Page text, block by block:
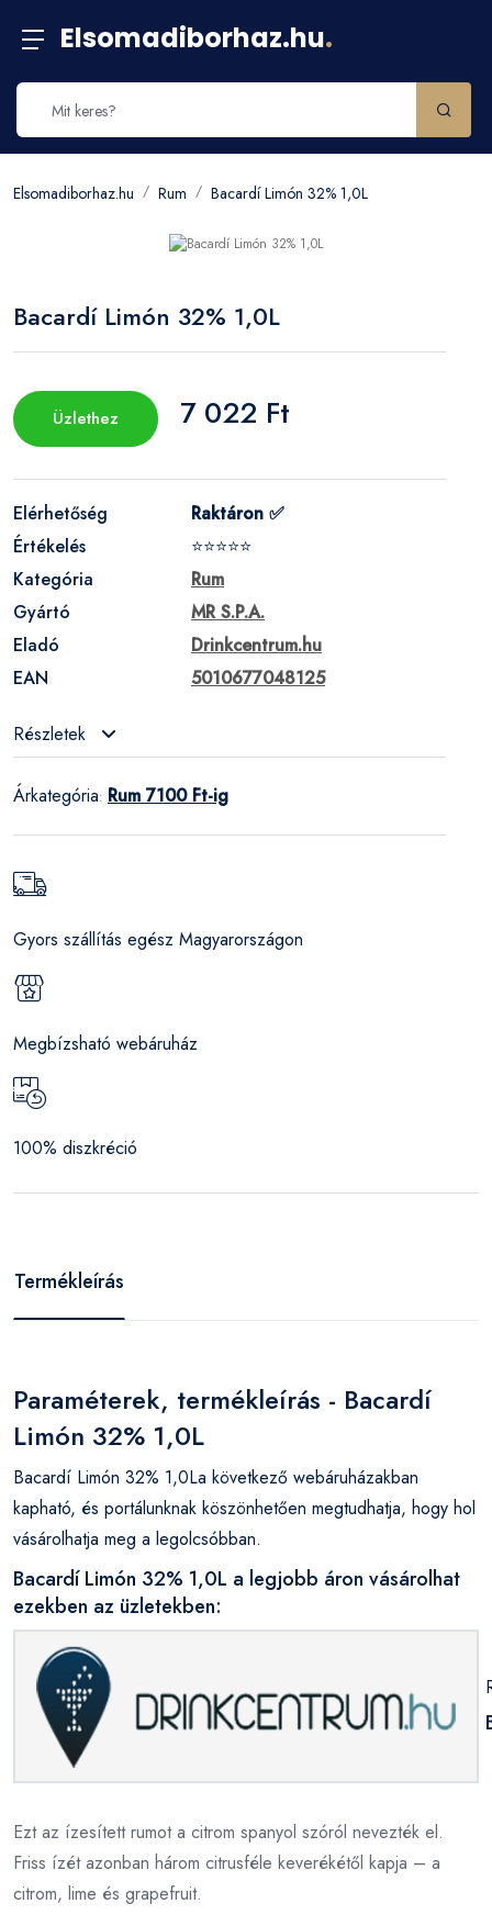
Elsomadiborhaz.hu.
Elsomadiborhaz.hu Rum Bacardí Limón 32% 1,0L
Bacardí Limón 32% 1,0L
Üzlethez 7 022 Ft
Elérhetőség
Raktáron ✅
Értékelés
⭐⭐⭐⭐⭐
Kategória
Rum
Gyártó
MR S.P.A.
Eladó
Drinkcentrum.hu
EAN
5010677048125
Részletek
Árkategória: Rum 7100 Ft-ig
Gyors szállítás egész Magyarországon
Megbízsható webáruház
100% diszkréció
Termékleírás
Paraméterek, termékleírás - Bacardí
Limón 32% 1,0L
Bacardí Limón 32% 1,0La következő webáruházakban
kapható, és portálunknak köszönhetően megtudhatja, hogy hol
vásárolhatja meg a legolcsóbban.
Bacardí Limón 32% 1,0L a legjobb áron vásárolhat
ezekben az üzletekben:
Ezt az ízesített rumot a citrom spanyol szóról nevezték el.
Friss ízét azonban három citrusféle keverékétől kapja – a
citrom, lime és grapefruit.